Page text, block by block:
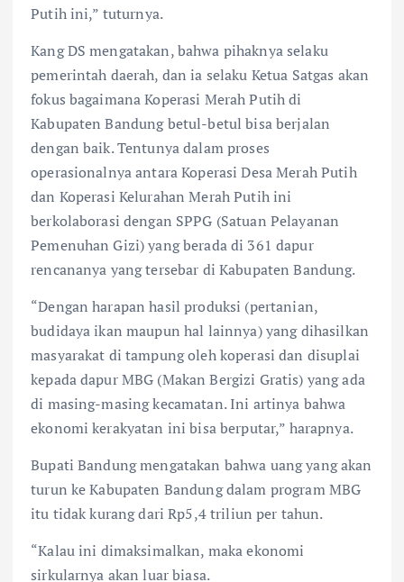
Putih ini,” tuturnya.
Kang DS mengatakan, bahwa pihaknya selaku
pemerintah daerah, dan ia selaku Ketua Satgas akan
fokus bagaimana Koperasi Merah Putih di
Kabupaten Bandung betul-betul bisa berjalan
dengan baik. Tentunya dalam proses
operasionalnya antara Koperasi Desa Merah Putih
dan Koperasi Kelurahan Merah Putih ini
berkolaborasi dengan SPPG (Satuan Pelayanan
Pemenuhan Gizi) yang berada di 361 dapur
rencananya yang tersebar di Kabupaten Bandung.
“Dengan harapan hasil produksi (pertanian,
budidaya ikan maupun hal lainnya) yang dihasilkan
masyarakat di tampung oleh koperasi dan disuplai
kepada dapur MBG (Makan Bergizi Gratis) yang ada
di masing-masing kecamatan. Ini artinya bahwa
ekonomi kerakyatan ini bisa berputar,” harapnya.
Bupati Bandung mengatakan bahwa uang yang akan
turun ke Kabupaten Bandung dalam program MBG
itu tidak kurang dari Rp5,4 triliun per tahun.
“Kalau ini dimaksimalkan, maka ekonomi
sirkularnya akan luar biasa.